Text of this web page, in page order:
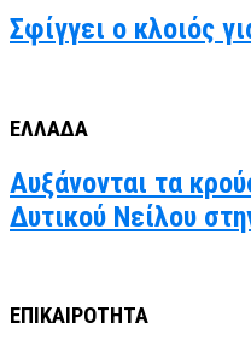
Σφίγγει ο κλοιός
ΕΛΛΑΔΑ
Αυξάνονται τα
Δυτικού Νείλου
ΕΠΙΚΑΙΡΟΤΗΤΑ